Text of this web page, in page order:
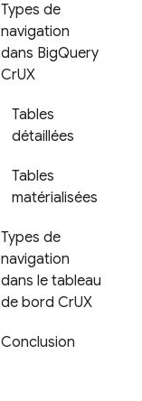
Types de
navigation
dans BigQuery
CrUX
Tables
détaillées
Tables
matérialisées
Types de
navigation
dans le tableau
de bord CrUX
Conclusion